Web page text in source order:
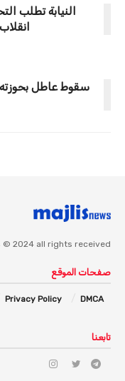
النيابة تطلب
سقوط عاطل
© 2024 all rights received.
صفحات الموقع
DMCA
Privacy Policy
تابعنا